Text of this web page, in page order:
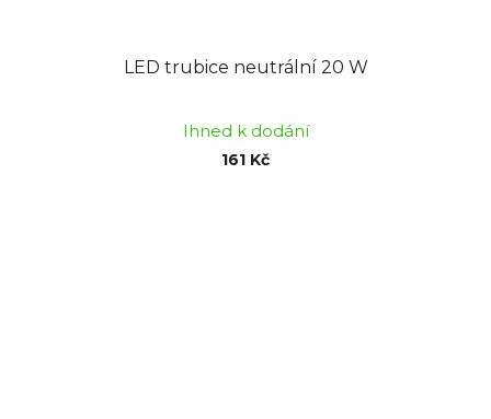
LED trubice neutrální 20 W
Ihned k dodání
161 Kč